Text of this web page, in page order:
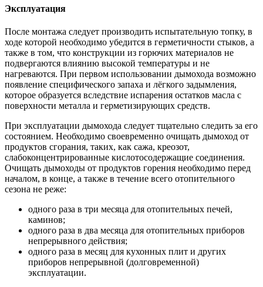
Эксплуатация
После монтажа следует производить испытательную топку, в
ходе которой необходимо убедится в герметичности стыков, а
также в том, что конструкции из горючих материалов не
подвергаются влиянию высокой температуры и не
нагреваются. При первом использовании дымохода возможно
появление специфического запаха и лёгкого задымления,
которое образуется вследствие испарения остатков масла с
поверхности металла и герметизирующих средств.
При эксплуатации дымохода следует тщательно следить за его
состоянием. Необходимо своевременно очищать дымоход от
продуктов сгорания, таких, как сажа, креозот,
слабоконцентрированные кислотосодержащие соединения.
Очищать дымоходы от продуктов горения необходимо перед
началом, в конце, а также в течение всего отопительного
сезона не реже:
одного раза в три месяца для отопительных печей,
каминов;
одного раза в два месяца для отопительных приборов
непрерывного действия;
одного раза в месяц для кухонных плит и других
приборов непрерывной (долговременной)
эксплуатации.